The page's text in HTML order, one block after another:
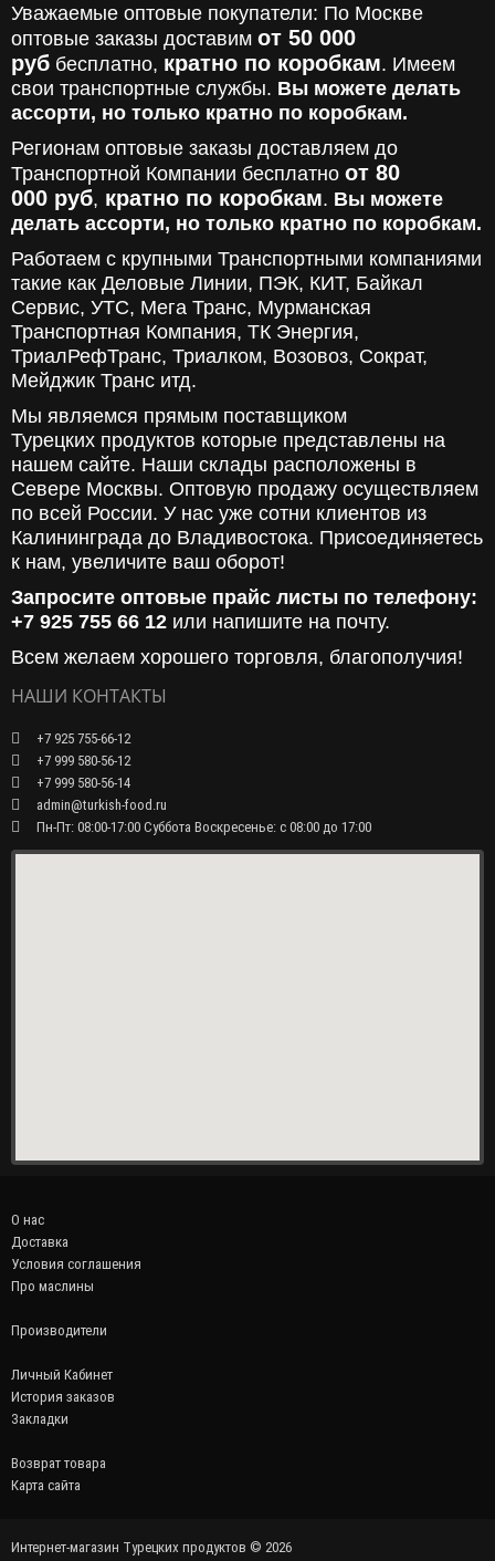
Уважаемые оптовые покупатели: По Москве
оптовые заказы доставим от 50 000
руб бесплатно, кратно по коробкам. Имеем
свои транспортные службы. Вы можете делать
ассорти, но только кратно по коробкам.
Регионам оптовые заказы доставляем до
Транспортной Компании бесплатно от 80
000 руб, кратно по коробкам. Вы можете
делать ассорти, но только кратно по коробкам.
Работаем с крупными Транспортными компаниями
такие как Деловые Линии, ПЭК, КИТ, Байкал
Сервис, УТС, Мега Транс, Мурманская
Транспортная Компания, ТК Энергия,
ТриалРефТранс, Триалком, Возовоз, Сократ,
Мейджик Транс итд.
Мы являемся прямым поставщиком
Турецких продуктов которые представлены на
нашем сайте. Наши склады расположены в
Севере Москвы. Оптовую продажу осуществляем
по всей России. У нас уже сотни клиентов из
Калининграда до Владивостока. Присоединяетесь
к нам, увеличите ваш оборот!
Запросите оптовые прайс листы по телефону:
+7 925 755 66 12 или напишите на почту.
Всем желаем хорошего торговля, благополучия!
НАШИ КОНТАКТЫ
+7 925 755-66-12
+7 999 580-56-12
+7 999 580-56-14
admin@turkish-food.ru
Пн-Пт: 08:00-17:00 Суббота Воскресенье: с 08:00 до 17:00
О нас
Доставка
Условия соглашения
Про маслины
Производители
Личный Кабинет
История заказов
Закладки
Возврат товара
Карта сайта
Интернет-магазин Турецких продуктов © 2026